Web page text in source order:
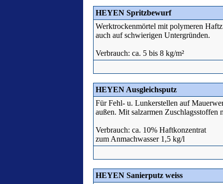
HEYEN Spritzbewurf
Werktrockenmörtel mit polymeren
auch auf schwierigen Untergründen.
Verbrauch: ca. 5 bis 8 kg/m²
HEYEN Ausgleichsputz
Für Fehl- u. Lunkerstellen auf
außen. Mit salzarmen
Verbrauch: ca. 10% Haftkonzentrat
zum Anmachwasser 1,5 kg/l
HEYEN Sanierputz weiss